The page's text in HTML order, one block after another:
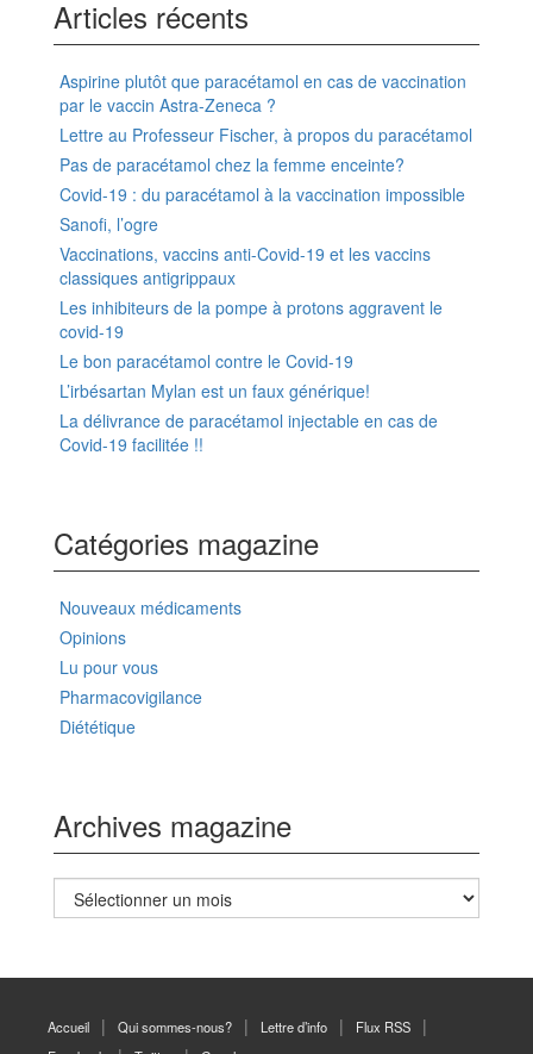
Articles récents
Aspirine plutôt que paracétamol en cas de vaccination
par le vaccin Astra-Zeneca ?
Lettre au Professeur Fischer, à propos du paracétamol
Pas de paracétamol chez la femme enceinte?
Covid-19 : du paracétamol à la vaccination impossible
Sanofi, l’ogre
Vaccinations, vaccins anti-Covid-19 et les vaccins
classiques antigrippaux
Les inhibiteurs de la pompe à protons aggravent le
covid-19
Le bon paracétamol contre le Covid-19
L’irbésartan Mylan est un faux générique!
La délivrance de paracétamol injectable en cas de
Covid-19 facilitée !!
Catégories magazine
Nouveaux médicaments
Opinions
Lu pour vous
Pharmacovigilance
Diététique
Archives magazine
Archives
magazine
Accueil Qui sommes-nous? Lettre d’info
Flux RSS